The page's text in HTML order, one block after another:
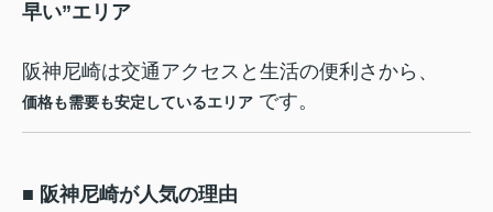
早い”エリア
阪神尼崎は交通アクセスと生活の便利さから、
価格も需要も安定しているエリア です。
■ 阪神尼崎が人気の理由